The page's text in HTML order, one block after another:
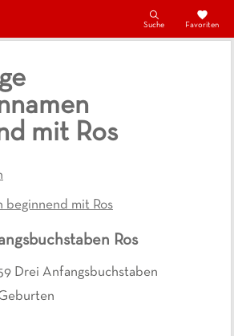
Suche Favoriten
mit Ros
beginnend mit Ros
Ros
Drei Anfangsbuchstaben